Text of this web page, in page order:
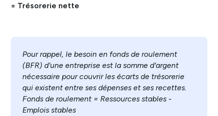
= Trésorerie nette
Pour rappel, le besoin en fonds de roulement
(BFR) d'une entreprise est la somme d'argent
nécessaire pour couvrir les écarts de trésorerie
qui existent entre ses dépenses et ses recettes.
Fonds de roulement = Ressources stables -
Emplois stables